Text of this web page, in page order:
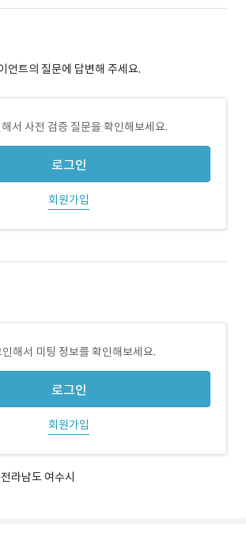
언트의 질문에 답변해 주세요.
서 사전 검증 질문을 확인해보세요.
로그인
회원가입
해서 미팅 정보를 확인해보세요.
로그인
회원가입
전라남도 여수시